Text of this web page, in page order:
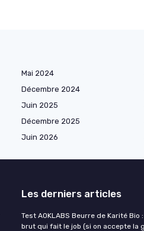
Mai 2024
Décembre 2024
Juin 2025
Décembre 2025
Juin 2026
Les derniers articles
Test AOKLABS Beurre de Karité Bio
brut qui fait le job (si on accepte la